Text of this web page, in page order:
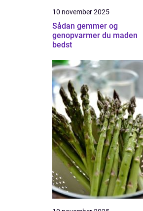
10 november 2025
Sådan gemmer og
genopvarmer du maden
bedst